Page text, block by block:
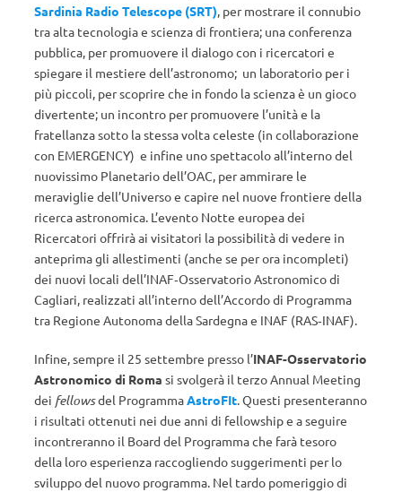
Sardinia Radio Telescope (SRT), per mostrare il connubio
tra alta tecnologia e scienza di frontiera; una conferenza
pubblica, per promuovere il dialogo con i ricercatori e
spiegare il mestiere dell’astronomo; un laboratorio per i
più piccoli, per scoprire che in fondo la scienza è un gioco
divertente; un incontro per promuovere l’unità e la
fratellanza sotto la stessa volta celeste (in collaborazione
con EMERGENCY) e infine uno spettacolo all’interno del
nuovissimo Planetario dell’OAC, per ammirare le
meraviglie dell’Universo e capire nel nuove frontiere della
ricerca astronomica. L’evento Notte europea dei
Ricercatori offrirà ai visitatori la possibilità di vedere in
anteprima gli allestimenti (anche se per ora incompleti)
dei nuovi locali dell’INAF‐Osservatorio Astronomico di
Cagliari, realizzati all’interno dell’Accordo di Programma
tra Regione Autonoma della Sardegna e INAF (RAS‐INAF).
Infine, sempre il 25 settembre presso l’INAF-Osservatorio
Astronomico di Roma si svolgerà il terzo Annual Meeting
dei fellowsdel ProgrammaAstroFIt. Questi presenteranno
i risultati ottenuti nei due anni di fellowship e a seguire
incontreranno il Board del Programma che farà tesoro
della loro esperienza raccogliendo suggerimenti per lo
sviluppo del nuovo programma. Nel tardo pomeriggio di